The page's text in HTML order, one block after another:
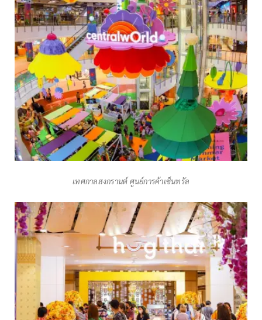
เทศกาลสงกรานต์ ศูนย์การค้าเซ็นทรัล